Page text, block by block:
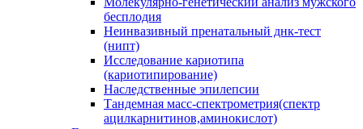
бесплодия
Неинвазивный пренатальный днк-тест
(нипт)
Исследование кариотипа
(кариотипирование)
Наследственные эпилепсии
Тандемная масс-спектрометрия(спектр
ацилкарнитинов,аминокислот)